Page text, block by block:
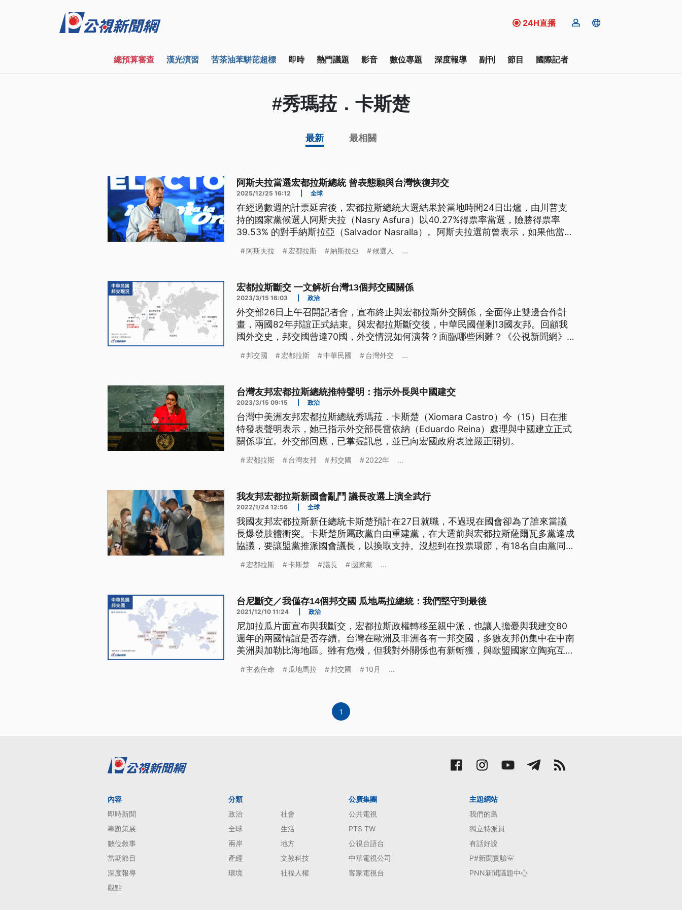
24H直播
總預算審查 漢光演習 苦茶油苯駢芘超標 即時 熱門議題 影音 數位專題 深度報導 副刊 節目 國際記者
#秀瑪菈．卡斯楚
最新 最相關
阿斯夫拉當選宏都拉斯總統 曾表態願與台灣恢復邦交
2025/12/25 16:12 全球
在經過數週的計票延宕後，宏都拉斯總統大選結果於當地時間24日出爐，由川普支
持的國家黨候選人阿斯夫拉（Nasry Asfura）以40.27%得票率當選，險勝得票率
39.53% 的對手納斯拉亞（Salvador Nasralla）。阿斯夫拉選前曾表示，如果他當選
阿斯夫拉 宏都拉斯 納斯拉亞 候選人 ...
宏都拉斯斷交 一文解析台灣13個邦交國關係
2023/3/15 16:03 政治
外交部26日上午召開記者會，宣布終止與宏都拉斯外交關係，全面停止雙邊合作計
畫，兩國82年邦誼正式結束。與宏都拉斯斷交後，中華民國僅剩13國友邦。回顧我
國外交史，邦交國曾達70國，外交情況如何演替？面臨哪些困難？《公視新聞網》
邦交國 宏都拉斯 中華民國 台灣外交 ...
台灣友邦宏都拉斯總統推特聲明：指示外長與中國建交
2023/3/15 09:15 政治
台灣中美洲友邦宏都拉斯總統秀瑪菈．卡斯楚（Xiomara Castro）今（15）日在推
特發表聲明表示，她已指示外交部長雷依納（Eduardo Reina）處理與中國建立正式
關係事宜。外交部回應，已掌握訊息，並已向宏國政府表達嚴正關切。
宏都拉斯 台灣友邦 邦交國 2022年 ...
我友邦宏都拉斯新國會亂鬥 議長改選上演全武行
2022/1/24 12:56 全球
我國友邦宏都拉斯新任總統卡斯楚預計在27日就職，不過現在國會卻為了誰來當議
長爆發肢體衝突。卡斯楚所屬政黨自由重建黨，在大選前與宏都拉斯薩爾瓦多黨達成
協議，要讓盟黨推派國會議長，以換取支持。沒想到在投票環節，有18名自由黨同
宏都拉斯 卡斯楚 議長 國家黨 ...
台尼斷交／我僅存14個邦交國 瓜地馬拉總統：我們堅守到最後
2021/12/10 11:24 政治
尼加拉瓜片面宣布與我斷交，宏都拉斯政權轉移至親中派，也讓人擔憂與我建交80
週年的兩國情誼是否存續。台灣在歐洲及非洲各有一邦交國，多數友邦仍集中在中南
美洲與加勒比海地區。雖有危機，但我對外關係也有新斬獲，與歐盟國家立陶宛互設
主教任命 瓜地馬拉 邦交國 10月 ...
1
內容
即時新聞
專題策展
數位敘事
當期節目
深度報導
觀點
分類
政治
社會
全球
生活
兩岸
地方
產經
文教科技
環境
社福人權
公廣集團
公共電視
PTS TW
公視台語台
中華電視公司
客家電視台
主題網站
我們的島
獨立特派員
有話好說
P#新聞實驗室
PNN新聞議題中心